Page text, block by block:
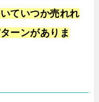
ていつか売れれ
ーンがありま